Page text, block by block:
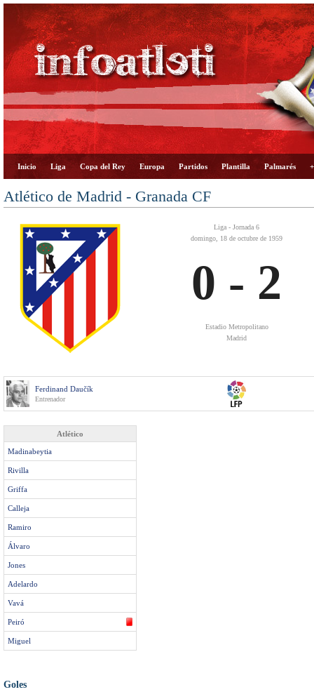
Inicio Liga Copa del Rey Europa Partidos Plantilla Palmarés
Atlético de Madrid - Granada CF
Liga - Jornada 6
domingo, 18 de octubre de 1959
0 - 2
Estadio Metropolitano
Madrid
Ferdinand Daučík
Entrenador
Atlético
Madinabeytia
Rivilla
Griffa
Calleja
Ramiro
Álvaro
Jones
Adelardo
Vavá
Peiró
Miguel
Goles